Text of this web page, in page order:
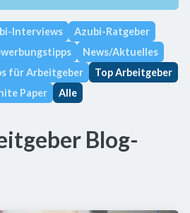
Interviews
Azubi-Ratgeber
News/Aktuelles
für Arbeitgeber
Top Arbeitgeber
Paper
Alle
Blog-